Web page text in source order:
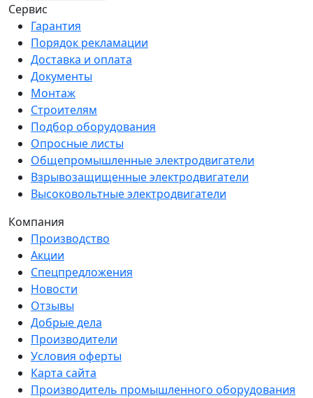
Сервис
Гарантия
Порядок рекламации
Доставка и оплата
Документы
Монтаж
Строителям
Подбор оборудования
Опросные листы
Общепромышленные электродвигатели
Взрывозащищенные электродвигатели
Высоковольтные электродвигатели
Компания
Производство
Акции
Спецпредложения
Новости
Отзывы
Добрые дела
Производители
Условия оферты
Карта сайта
Производитель промышленного оборудования